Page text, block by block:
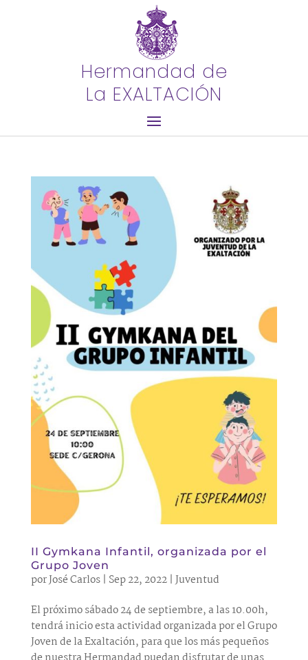
Hermandad de
La EXALTACIÓN
II Gymkana Infantil, organizada por el
Grupo Joven
porJosé Carlos| Sep 22, 2022|Juventud
El próximo sábado 24 de septiembre, a las 10.00h,
tendrá inicio esta actividad organizada por el Grupo
Joven de la Exaltación, para que los más pequeños